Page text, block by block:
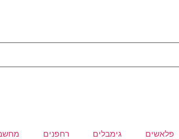
פלאשים גימבלים רחפנים